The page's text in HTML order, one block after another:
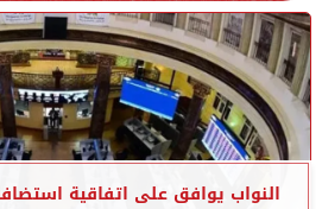
النواب يوافق على اتفاقية